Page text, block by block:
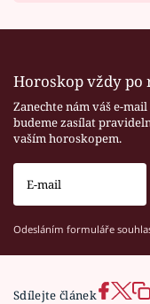
Horoskop vždy po
Zanechte nám váš e-
budeme zasílat
vaším horoskopem.
Odesláním formuláře
Sdílejte článek